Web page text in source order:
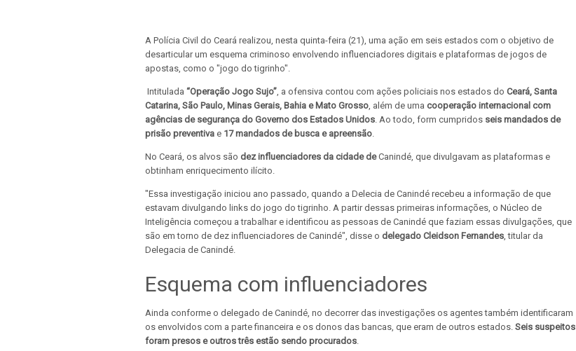
A Polícia Civil do Ceará realizou, nesta quinta-feira (21), uma ação em seis estados com o objetivo de
desarticular um esquema criminoso envolvendo influenciadores digitais e plataformas de jogos de
apostas, como o "jogo do tigrinho".
Intitulada “Operação Jogo Sujo” , a ofensiva contou com ações policiais nos estados do Ceará, Santa
Catarina, São Paulo, Minas Gerais, Bahia e Mato Grosso , além de uma cooperação internacional com
agências de segurança do Governo dos Estados Unidos . Ao todo, form cumpridos seis mandados de
prisão preventiva e 17 mandados de busca e apreensão
No Ceará, os alvos são dez influenciadores da cidade deCanindé, que divulgavam as plataformas e
obtinham enriquecimento ilícito.
"Essa investigação iniciou ano passado, quando a Delecia de Canindé recebeu a informação de que
estavam divulgando links do jogo do tigrinho. A partir dessas primeiras informações, o Núcleo de
Inteligência começou a trabalhar e identificou as pessoas de Canindé que faziam essas divulgações, que
são em torno de dez influenciadores de Canindé", disse o delegado Cleidson Fernandes , titular da
Delegacia de Canindé.
Esquema com influenciadores
Ainda conforme o delegado de Canindé, no decorrer das investigações os agentes também identificaram
os envolvidos com a parte financeira e os donos das bancas, que eram de outros estados. Seis suspeitos
foram presos e outros três estão sendo procurados.